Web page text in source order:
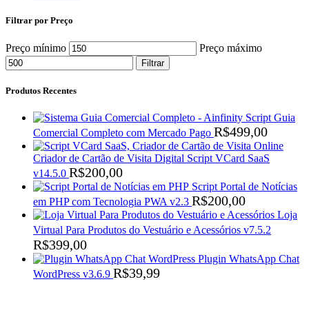
Filtrar por Preço
Preço mínimo Preço máximo
Filtrar
Produtos Recentes
Script Guia
Comercial Completo com Mercado Pago R$499,00
Criador de Cartão de Visita Digital Script VCard SaaS
v14.5.0 R$200,00
Script Portal de Notícias
em PHP com Tecnologia PWA v2.3 R$200,00
Loja
Virtual Para Produtos do Vestuário e Acessórios v7.5.2
R$399,00
Plugin WhatsApp Chat
WordPress v3.6.9 R$39,99